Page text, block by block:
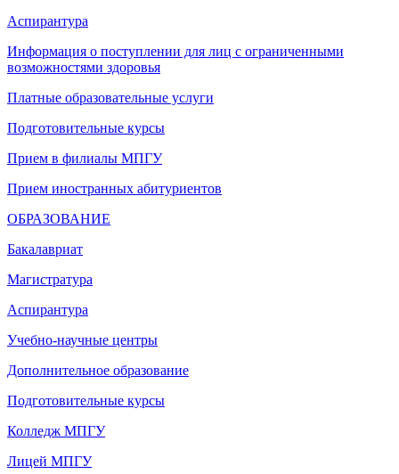
Аспирантура
Информация о поступлении для лиц с ограниченными
возможностями здоровья
Платные образовательные услуги
Подготовительные курсы
Прием в филиалы МПГУ
Прием иностранных абитуриентов
ОБРАЗОВАНИЕ
Бакалавриат
Магистратура
Аспирантура
Учебно-научные центры
Дополнительное образование
Подготовительные курсы
Колледж МПГУ
Лицей МПГУ